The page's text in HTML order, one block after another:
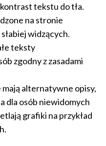
tekstu do tła.
na stronie
widzących.
teksty
zgodny z zasadami
alternatywne opisy,
dla osób niewidomych
grafiki na przykład